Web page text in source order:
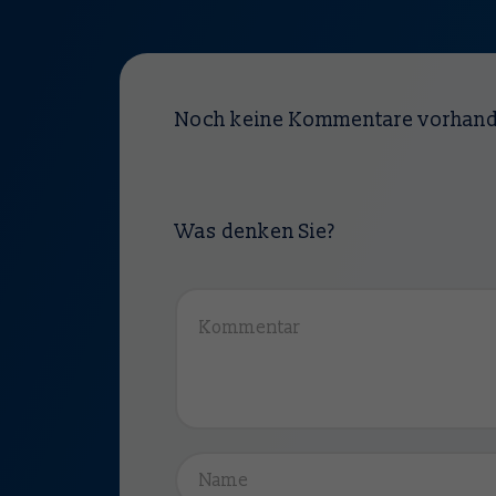
Noch keine Kommentare
Was denken Sie?